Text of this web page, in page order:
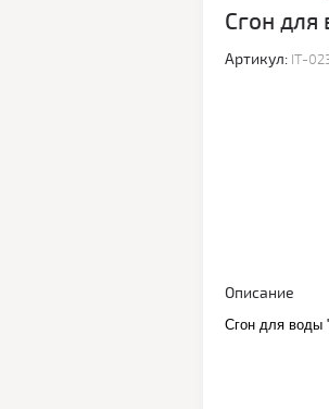
Сгон для
Артикул: IT-
Описание
Сгон для воды